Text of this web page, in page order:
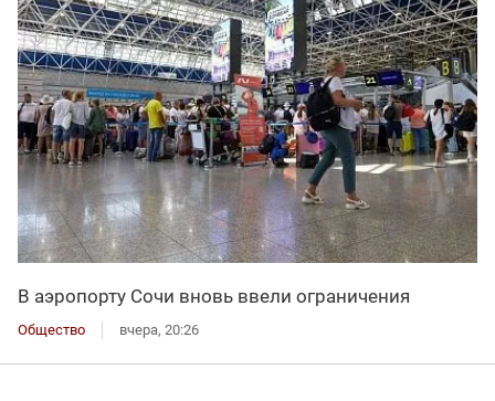
В аэропорту Сочи вновь ввели ограничения
Общество вчера, 20:26